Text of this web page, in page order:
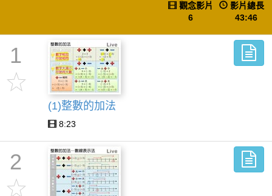
影片總長
43:46
觀念影片
6
1
(1)整數的加法
8:23
2